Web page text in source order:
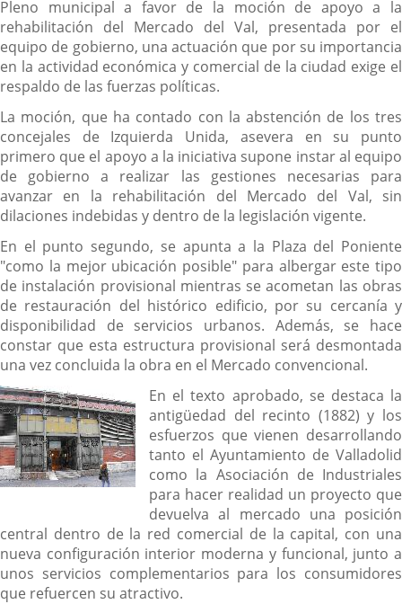
Pleno municipal a favor de la moción de apoyo a la
rehabilitación del Mercado del Val, presentada por el
equipo de gobierno, una actuación que por su importancia
en la actividad económica y comercial de la ciudad exige el
respaldo de las fuerzas políticas.
La moción, que ha contado con la abstención de los tres
concejales de Izquierda Unida, asevera en su punto
primero que el apoyo a la iniciativa supone instar al equipo
de gobierno a realizar las gestiones necesarias para
avanzar en la rehabilitación del Mercado del Val, sin
dilaciones indebidas y dentro de la legislación vigente.
En el punto segundo, se apunta a la Plaza del Poniente
"como la mejor ubicación posible" para albergar este tipo
de instalación provisional mientras se acometan las obras
de restauración del histórico edificio, por su cercanía y
disponibilidad de servicios urbanos. Además, se hace
constar que esta estructura provisional será desmontada
una vez concluida la obra en el Mercado convencional.
En el texto aprobado, se destaca la
antigüedad del recinto (1882) y los
esfuerzos que vienen desarrollando
tanto el Ayuntamiento de Valladolid
como la Asociación de Industriales
para hacer realidad un proyecto que
devuelva al mercado una posición
central dentro de la red comercial de la capital, con una
nueva configuración interior moderna y funcional, junto a
unos servicios complementarios para los consumidores
que refuercen su atractivo.